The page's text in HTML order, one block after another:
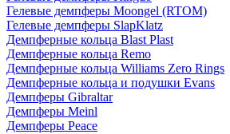
Гелевые демпферы Moongel (RTOM)
Гелевые демпферы SlapKlatz
Демпферные кольца Blast Plast
Демпферные кольца Remo
Демпферные кольца Williams Zero Rings
Демпферные кольца и подушки Evans
Демпферы Gibraltar
Демпферы Meinl
Демпферы Peace